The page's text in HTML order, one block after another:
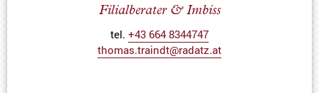
Filialberater & Imbiss
tel. +43 664 8344747
thomas.traindt@radatz.at